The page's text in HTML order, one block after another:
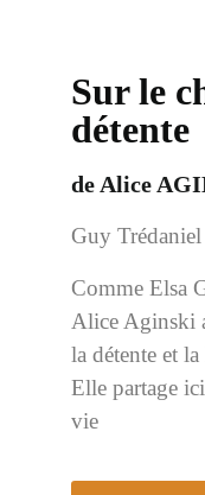
Sur le
détente
de Alice
Guy
Comme Elsa
Alice Aginski
la détente et
Elle partage
vie